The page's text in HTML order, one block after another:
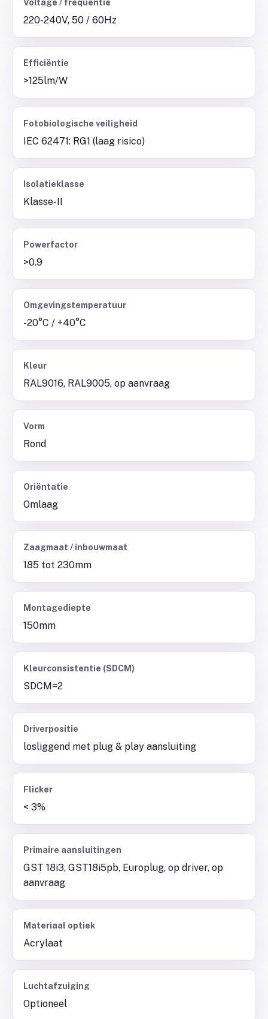
Voltage / frequentie
220-240V, 50 / 60Hz
Efficiëntie
>125lm/W
Fotobiologische veiligheid
IEC 62471: RG1 (laag risico)
Isolatieklasse
Klasse-II
Powerfactor
>0.9
Omgevingstemperatuur
-20°C / +40°C
Kleur
RAL9016, RAL9005, op aanvraag
Vorm
Rond
Oriëntatie
Omlaag
Zaagmaat / inbouwmaat
185 tot 230mm
Montagediepte
150mm
Kleurconsistentie (SDCM)
SDCM=2
Driverpositie
losliggend met plug & play aansluiting
Flicker
< 3%
Primaire aansluitingen
GST 18i3, GST18i5pb, Europlug, op driver, op
aanvraag
Materiaal optiek
Acrylaat
Luchtafzuiging
Optioneel